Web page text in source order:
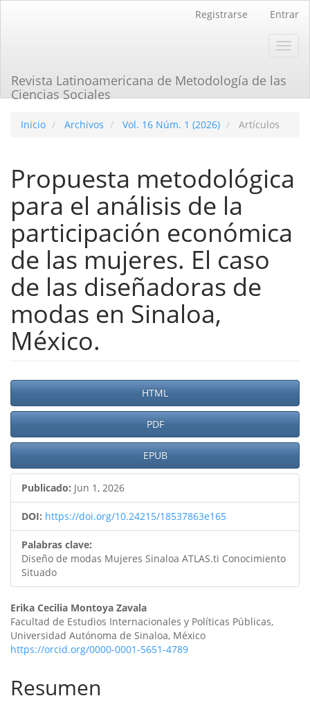
lateral
Registrarse Entrar
Revista Latinoamericana de Metodología de las
Ciencias Sociales
Inicio Archivos Vol. 16 Núm. 1 (2026) Artículos
Propuesta metodológica
para el análisis de la
participación económica
de las mujeres. El caso
de las diseñadoras de
modas en Sinaloa,
México.
Barra
lateral
del
artículo
HTML
PDF
EPUB
Publicado: Jun 1, 2026
DOI: https://doi.org/10.24215/18537863e165
Palabras clave:
Diseño de modas Mujeres Sinaloa ATLAS.ti Conocimiento
Situado
Contenido
principal
del
artículo
Erika Cecilia Montoya Zavala
Facultad de Estudios Internacionales y Políticas Públicas,
Universidad Autónoma de Sinaloa, México
https://orcid.org/0000-0001-5651-4789
Resumen